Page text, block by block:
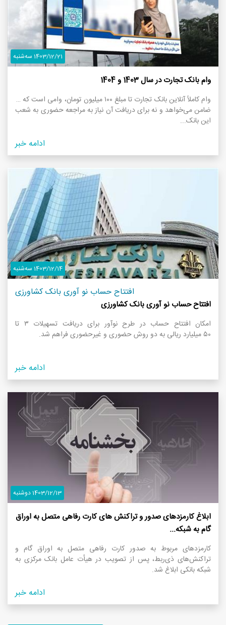
1403/12/21 سه‌شنبه
وام بانک تجارت در سال 1403 و 1404
وام کاملاً آنلاین بانک تجارت تا مبلغ ۱۰۰ میلیون تومان، وامی است که نه
ضامن می‌خواهد و نه برای دریافت آن نیاز به مراجعه حضوری به شعب
این بانک...
ادامه خبر
1403/12/14 سه‌شنبه
افتتاح حساب نو آوری بانک کشاورزی
افتتاح حساب نو آوری بانک کشاورزی
امکان افتتاح حساب در طرح نوآور برای دریافت تسهیلات ۳ تا
۵۰ میلیارد ریالی به دو روش حضوری و غیرحضوری فراهم شد.
ادامه خبر
1403/12/13 دوشنبه
ابلاغ کارمزدهای صدور و تراکنش های کارت رفاهی متصل به اوراق
گام به شبکه...
کارمزدهای مربوط به صدور کارت رفاهی متصل به اوراق گام و
تراکنش‌های ذی‌ربط، پس از تصویب در هیأت عامل بانک مرکزی به
شبکه بانکی ابلاغ شد.
ادامه خبر